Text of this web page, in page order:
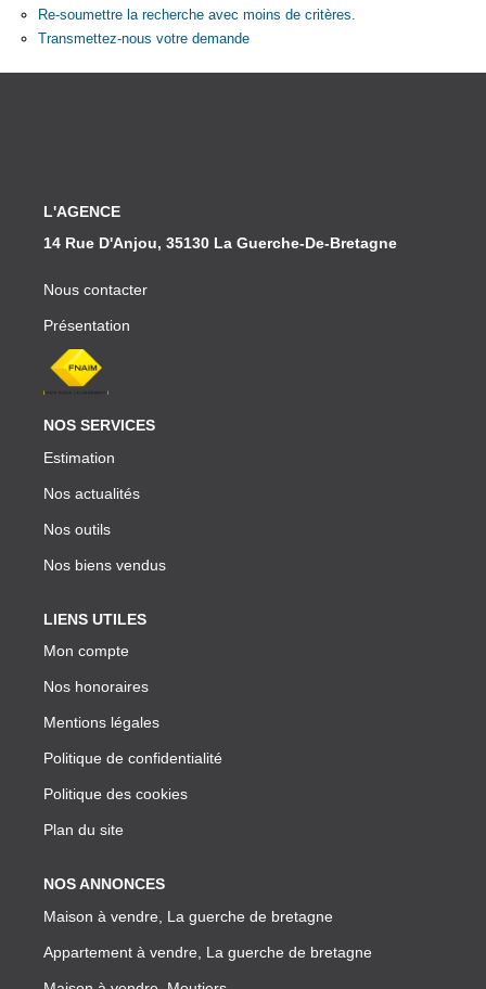
Partenaires
Re-soumettre la recherche avec moins de critères.
Transmettez-nous votre demande
L'AGENCE
14 Rue D'Anjou, 35130 La Guerche-De-Bretagne
Nous contacter
Présentation
NOS SERVICES
Estimation
Nos actualités
Nos outils
Nos biens vendus
LIENS UTILES
Mon compte
Nos honoraires
Mentions légales
Politique de confidentialité
Politique des cookies
Plan du site
NOS ANNONCES
Maison à vendre, La guerche de bretagne
Appartement à vendre, La guerche de bretagne